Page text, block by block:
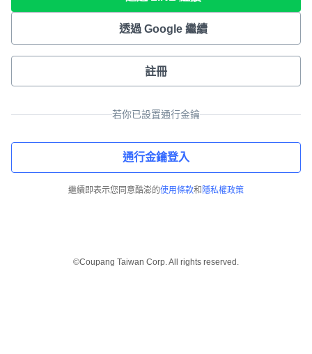
透過 Google 繼續
註冊
若你已設置通行金鑰
通行金鑰登入
繼續即表示您同意酷澎的使用條款和 隱私權政策
©Coupang Taiwan Corp. All rights reserved.